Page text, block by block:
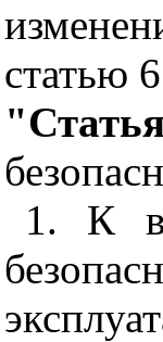
статью
1. К